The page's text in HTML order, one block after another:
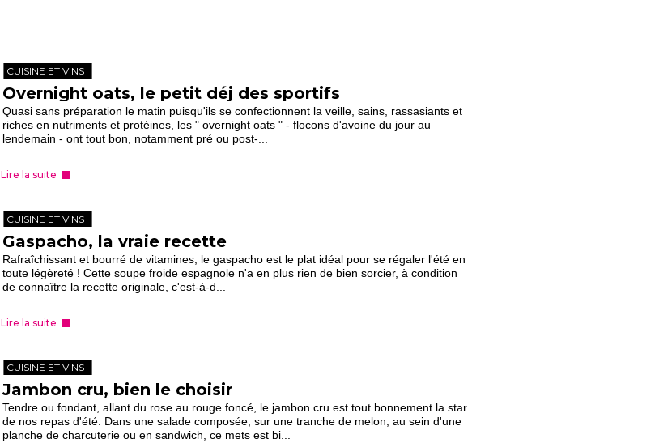
CUISINE ET VINS
Overnight oats, le petit déj des sportifs
Quasi sans préparation le matin puisqu'ils se confectionnent la veille, sains, rassasiants et
riches en nutriments et protéines, les " overnight oats " - flocons d'avoine du jour au
lendemain - ont tout bon, notamment pré ou post-...
Lire la suite
CUISINE ET VINS
Gaspacho, la vraie recette
Rafraîchissant et bourré de vitamines, le gaspacho est le plat idéal pour se régaler l'été en
toute légèreté ! Cette soupe froide espagnole n'a en plus rien de bien sorcier, à condition
de connaître la recette originale, c'est-à-d...
Lire la suite
CUISINE ET VINS
Jambon cru, bien le choisir
Tendre ou fondant, allant du rose au rouge foncé, le jambon cru est tout bonnement la star
de nos repas d'été. Dans une salade composée, sur une tranche de melon, au sein d'une
planche de charcuterie ou en sandwich, ce mets est bi...